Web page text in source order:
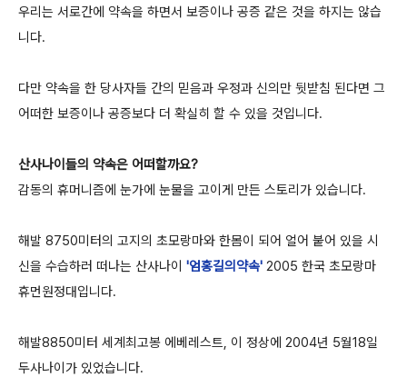
우리는 서로간에 약속을 하면서 보증이나 공증 같은 것을 하지는 않습
니다.
다만 약속을 한 당사자들 간의 믿음과 우정과 신의만 뒷받침 된다면 그
어떠한 보증이나 공증보다 더 확실히 할 수 있을 것입니다.
산사나이들의 약속은 어떠할까요?
감동의 휴머니즘에 눈가에 눈물을 고이게 만든 스토리가 있습니다.
해발 8750미터의 고지의 초모랑마와 한몸이 되어 얼어 붙어 있을 시
신을 수습하러 떠나는 산사나이 '엄홍길의약속' 2005 한국 초모랑마
휴먼원정대입니다.
해발8850미터 세계최고봉 에베레스트, 이 정상에 2004년 5월18일
두사나이가 있었습니다.